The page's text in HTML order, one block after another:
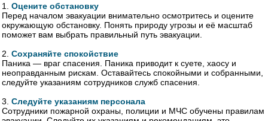
1. Оцените обстановку
Перед началом эвакуации внимательно осмотритесь и оцените
окружающую обстановку. Понять природу угрозы и её масштаб
поможет вам выбрать правильный путь эвакуации.
2. Сохраняйте спокойствие
Паника — враг спасения. Паника приводит к суете, хаосу и
неоправданным рискам. Оставайтесь спокойными и собранными,
следуйте указаниям сотрудников служб спасения.
3. Следуйте указаниям персонала
Сотрудники пожарной охраны, полиции и МЧС обучены правилам